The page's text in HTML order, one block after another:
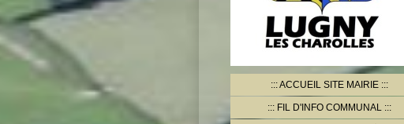
ACCUEIL SITE MAIRIE
FIL D'INFO COMMUNAL